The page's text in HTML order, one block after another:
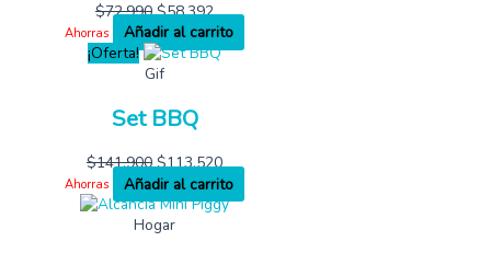
$72,990 $58,392
Ahorras
Añadir al carrito
¡Oferta!
Gif
Set BBQ
$141,900 $113,520
Ahorras
Añadir al carrito
Hogar